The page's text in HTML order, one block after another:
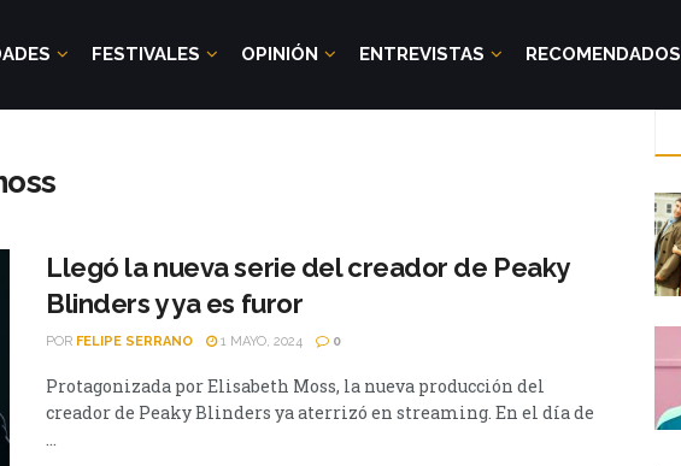
FESTIVALES OPINIÓN ENTREVISTAS RECOMENDADOS
Llegó la nueva serie del creador de Peaky
Blinders y ya es furor
POR FELIPE SERRANO 1 MAYO, 2024 0
Protagonizada por Elisabeth Moss, la nueva producción del
creador de Peaky Blinders ya aterrizó en streaming. En el día de
...